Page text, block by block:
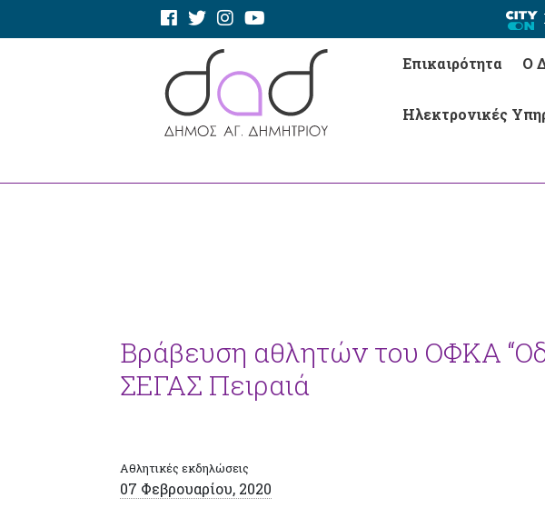
Επικαιρότητα Ο
Ηλεκτρονικές
Βράβευση αθλητών του ΟΦΚΑ
ΣΕΓΑΣ Πειραιά
Αθλητικές εκδηλώσεις
07 Φεβρουαρίου, 2020